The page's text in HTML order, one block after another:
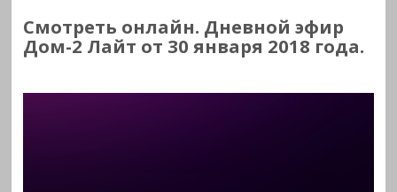
Смотреть онлайн. Дневной эфир
Дом-2 Лайт от 30 января 2018 года.